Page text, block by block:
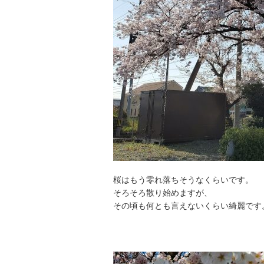
桜はもう零れ落ちそうなくらいです。
そろそろ散り始めますが、
その頃も何とも言えないくらい綺麗です